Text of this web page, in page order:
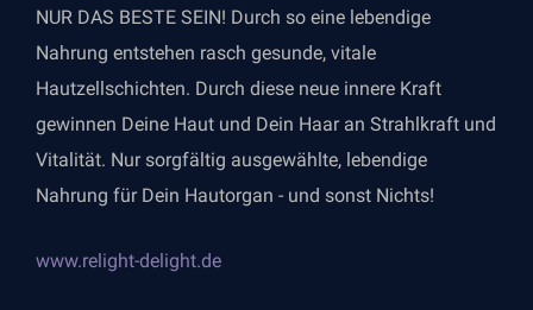
NUR DAS BESTE SEIN! Durch so eine lebendige
Nahrung entstehen rasch gesunde, vitale
Hautzellschichten. Durch diese neue innere Kraft
gewinnen Deine Haut und Dein Haar an Strahlkraft und
Vitalität. Nur sorgfältig ausgewählte, lebendige
Nahrung für Dein Hautorgan - und sonst Nichts!
www.relight-delight.de